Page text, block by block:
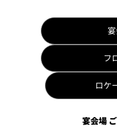
フ
ロケ
宴会場